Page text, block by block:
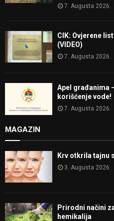
7. Augusta 2026.
CIK: Ovjerene
(VIDEO)
7. Augusta 2026.
Apel građanima
korišćenje vode!
7. Augusta 2026.
MAGAZIN
Krv otkrila tajnu
3. Augusta 2026.
Prirodni načini
hemikalija